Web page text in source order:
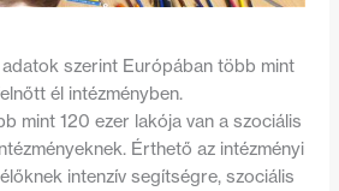
szerint Európában több mint
él intézményben.
mint 120 ezer lakója van a szociális
Érthető az intézményi
intenzív segítségre, szociális